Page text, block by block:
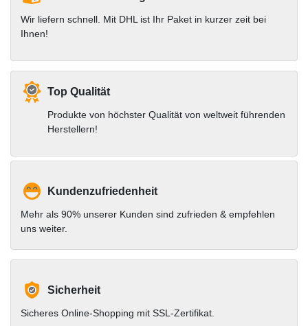
Wir liefern schnell. Mit DHL ist Ihr Paket in kurzer zeit bei
Ihnen!
Top Qualität
Produkte von höchster Qualität von weltweit führenden
Herstellern!
Kundenzufriedenheit
Mehr als 90% unserer Kunden sind zufrieden & empfehlen
uns weiter.
Sicherheit
Sicheres Online-Shopping mit SSL-Zertifikat.